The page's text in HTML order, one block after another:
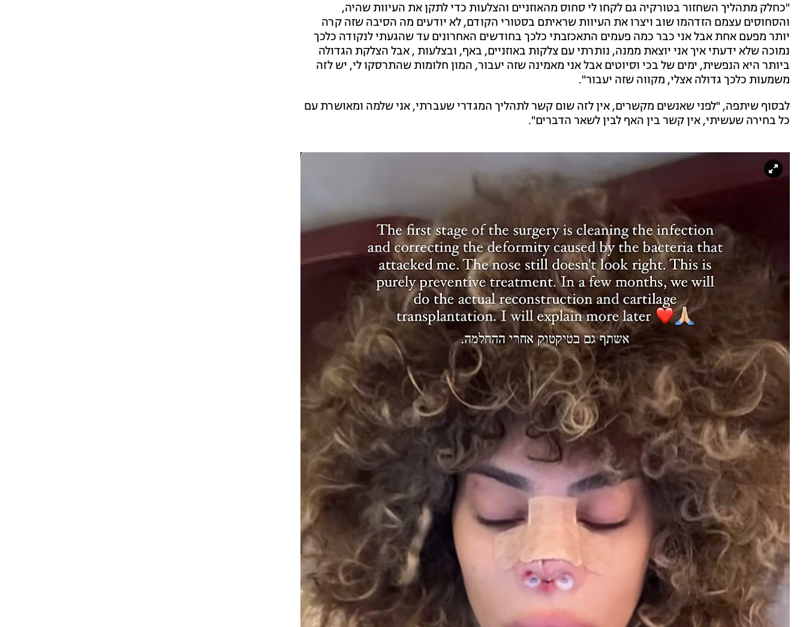
"כחלק מתהליך השחזור בטורקיה גם לקחו לי סחוס מהאוזניים והצלעות כדי לתקן את העיוות שהיה,
והסחוסים עצמם הזדהמו שוב ויצרו את העיוות שראיתם בסטורי הקודם, לא יודעים מה הסיבה שזה קרה
יותר מפעם אחת אבל אני כבר כמה פעמים התאכזבתי כלכך בחודשים האחרונים עד שהגעתי לנקודה כלכך
נמוכה שלא ידעתי איך אני יוצאת ממנה, נותרתי עם צלקות באוזניים, באף, ובצלעות , אבל הצלקת הגדולה
ביותר היא הנפשית, ימים של בכי וסיוטים אבל אני מאמינה שזה יעבור, המון חלומות שהתרסקו לי, יש לזה
משמעות כלכך גדולה אצלי, מקווה שזה יעבור".
לבסוף שיתפה, "לפני שאנשים מקשרים, אין לזה שום קשר לתהליך המגדרי שעברתי, אני שלמה ומאושרת עם
כל בחירה שעשיתי, אין קשר בין האף לבין לשאר הדברים".